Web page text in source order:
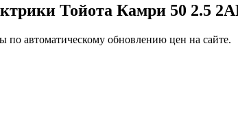
Тойота Камри 50 2.5
по автоматическому обновлению цен на сайте.